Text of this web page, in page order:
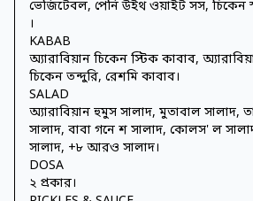
ভেজিটেবল, পেনি উইথ ওয়াইট সস, চিকেন
।
KABAB
অ্যারাবিয়ান চিকেন স্টিক কাবাব,
চিকেন তন্দুরি, রেশমি কাবাব।
SALAD
অ্যারাবিয়ান হুমুস সালাদ, মুতাবাল সালাদ,
সালাদ, বাবা গনে শ সালাদ, কোলস' ল
সালাদ, +৮ আরও সালাদ।
DOSA
২ প্রকার।